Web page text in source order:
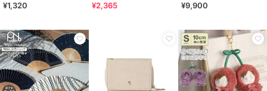
¥1,320
ーオン
¥2,365 ¥9,900